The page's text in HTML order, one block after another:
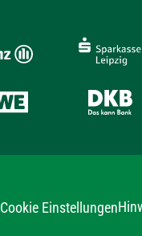
Cookie Einstellungen